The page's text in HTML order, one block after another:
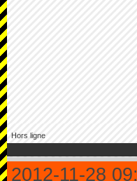
Hors ligne
2012-11-28